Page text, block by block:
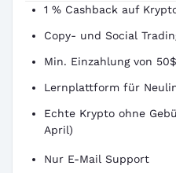
1 % Cashback auf
Copy- und Social
Min. Einzahlung von 50$
Lernplattform für
Echte Krypto ohne
April)
Nur E-Mail Support